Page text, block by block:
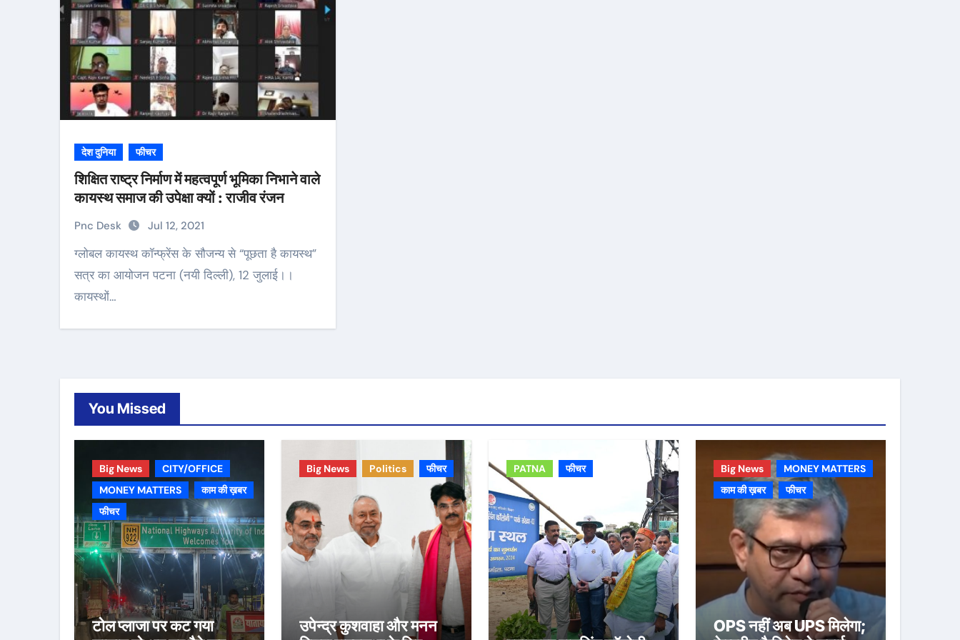
देश दुनिया फीचर
शिक्षित राष्ट्र निर्माण में महत्वपूर्ण भूमिका निभाने वाले
कायस्थ समाज की उपेक्षा क्यों : राजीव रंजन
Pnc Desk Jul 12, 2021
ग्लोबल कायस्थ कॉन्फ्रेंस के सौजन्य से “पूछता है कायस्थ”
सत्र का आयोजन पटना (नयी दिल्ली), 12 जुलाई।।
कायस्थों…
You Missed
Big News
CITY/OFFICE
MONEY MATTERS
काम की ख़बर
फीचर
टोल प्लाजा पर कट गया
Big News Politics फीचर
उपेन्द्र कुशवाहा और मनन
PATNA फीचर Big News
MONEY MATTERS
काम की ख़बर
फीचर
OPS नहीं अब UPS मिलेगा;